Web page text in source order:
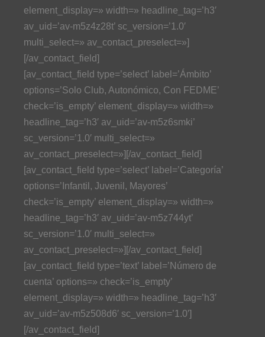
element_display=» width=» headline_tag=’h3′
av_uid=’av-m5z4z28t’ sc_version=’1.0′
multi_select=» av_contact_preselect=»]
[/av_contact_field]
[av_contact_field type=’select’ label=’Ámbito’
options=’Solo Club, Autonómico, Con FEDME’
check=’is_empty’ element_display=» width=»
headline_tag=’h3′ av_uid=’av-m5z6smki’
sc_version=’1.0′ multi_select=»
av_contact_preselect=»][/av_contact_field]
[av_contact_field type=’select’ label=’Categoría’
options=’Infantil, Juvenil, Mayores’
check=’is_empty’ element_display=» width=»
headline_tag=’h3′ av_uid=’av-m5z744yt’
sc_version=’1.0′ multi_select=»
av_contact_preselect=»][/av_contact_field]
[av_contact_field type=’text’ label=’Número de
cuenta’ options=» check=’is_empty’
element_display=» width=» headline_tag=’h3′
av_uid=’av-m5z508d6′ sc_version=’1.0′]
[/av_contact_field]